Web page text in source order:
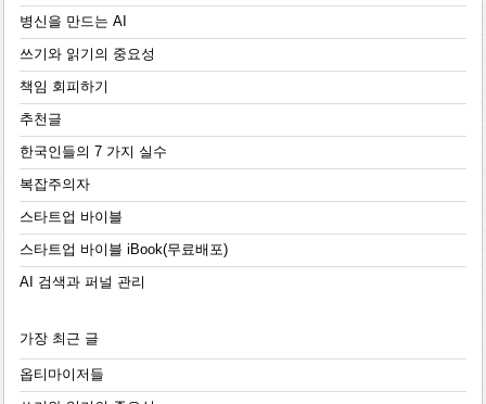
병신을 만드는 AI
쓰기와 읽기의 중요성
책임 회피하기
추천글
한국인들의 7 가지 실수
복잡주의자
스타트업 바이블
스타트업 바이블 iBook(무료배포)
AI 검색과 퍼널 관리
가장 최근 글
옵티마이저들